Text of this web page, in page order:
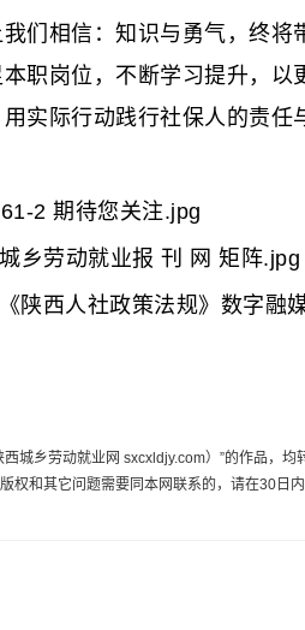
相信：知识与勇气，终将
职岗位，不断学习提升，以
实际行动践行社保人的责任
城乡劳动就业网 sxcxldjy.com）”的作品，
和其它问题需要同本网联系的，请在30日